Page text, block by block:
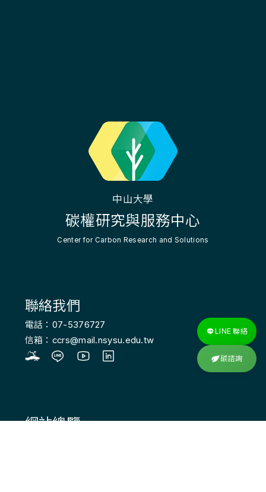
中山大學
碳權研究與服務中心
Center for Carbon Research and Solutions
聯絡我們
電話：07-5376727
信箱：ccrs@mail.nsysu.edu.tw
網站總覽
LINE 聯絡
碳諮詢